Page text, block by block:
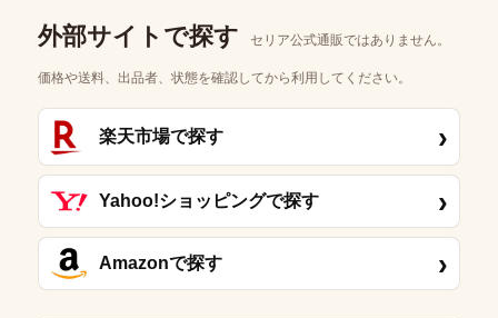
外部サイトで探す セリア公式通販ではありません。
価格や送料、出品者、状態を確認してから利用してください。
楽天市場で探す ›
Yahoo!ショッピングで探す ›
Amazonで探す ›